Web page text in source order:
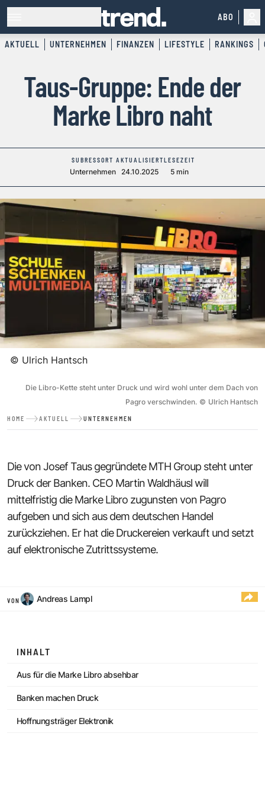
ABO
AKTUELL UNTERNEHMEN FINANZEN LIFESTYLE RANKINGS
Taus-Gruppe: Ende der
Marke Libro naht
SUBRESSORT
Unternehmen
AKTUALISIERT
24.10.2025
LESEZEIT
5 min
© Ulrich Hantsch
Die Libro-Kette steht unter Druck und wird wohl unter dem Dach von
Pagro verschwinden. © Ulrich Hantsch
HOME AKTUELL UNTERNEHMEN
Die von Josef Taus gegründete MTH Group steht unter
Druck der Banken. CEO Martin Waldhäusl will
mittelfristig die Marke Libro zugunsten von Pagro
aufgeben und sich aus dem deutschen Handel
zurückziehen. Er hat die Druckereien verkauft und setzt
auf elektronische Zutrittssysteme.
VON Andreas Lampl
INHALT
Aus für die Marke Libro absehbar
Banken machen Druck
Hoffnungsträger Elektronik